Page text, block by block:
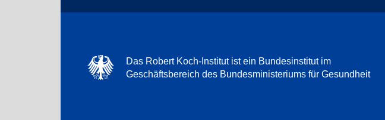
Das Robert Koch-Institut ist ein Bundesinstitut im
Geschäftsbereich des Bundesministeriums für Gesundheit